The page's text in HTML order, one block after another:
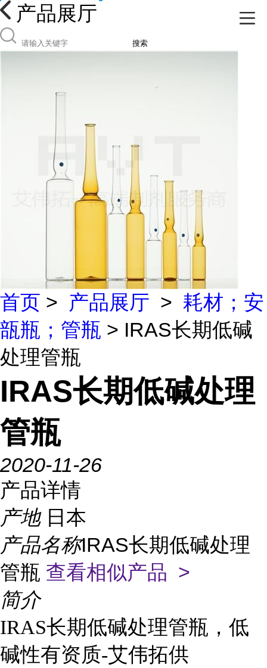
产品展厅
搜索
首页 > 产品展厅 > 耗材；安
瓿瓶；管瓶 > IRAS长期低碱
处理管瓶
IRAS长期低碱处理
管瓶
2020-11-26
产品详情
产地 日本
产品名称IRAS长期低碱处理
管瓶 查看相似产品 >
简介
IRAS长期低碱处理管瓶，低
碱性有资质-艾伟拓供